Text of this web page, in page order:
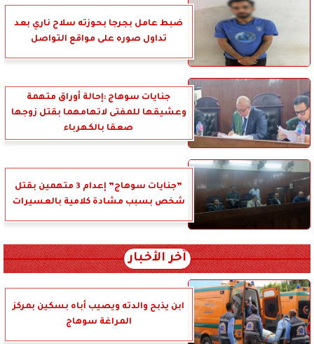
ضبط عامل بجرجا بحوزته سلاح ناري بعد
تداول صوره على مواقع التواصل
جنايات سوهاج :إحالة أوراق متهمة
وعشيقها للمفتى لاتهامهما بقتل زوجها
صعقا بالكهرباء
”جنايات سوهاج” إعدام 3 متهمين بقتل
شخص بسبب مشادة كلامية بالعسيرات
آخر الأخبار
ابن يذبح والدته ويصيب أباه بسكين بمركز
المراغة سوهاج